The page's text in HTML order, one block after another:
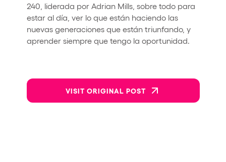
240, liderada por Adrian Mills, sobre todo para
estar al día, ver lo que están haciendo las
nuevas generaciones que están triunfando, y
aprender siempre que tengo la oportunidad.
VISIT ORIGINAL POST